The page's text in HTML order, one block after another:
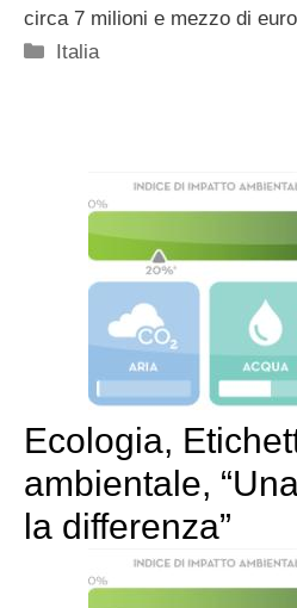
circa 7 milioni e mezzo di
Categorie
Italia
Ecologia,
ambientale,
la differenza”